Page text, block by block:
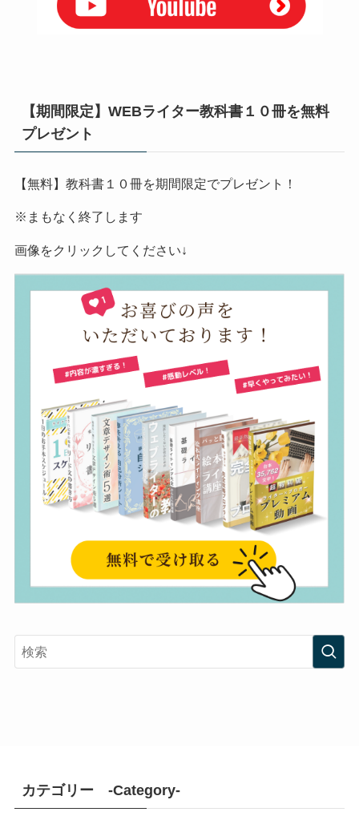
【期間限定】WEBライター教科書１０冊を無料
プレゼント
【無料】教科書１０冊を期間限定でプレゼント！
※まもなく終了します
画像をクリックしてください↓
カテゴリー -Category-